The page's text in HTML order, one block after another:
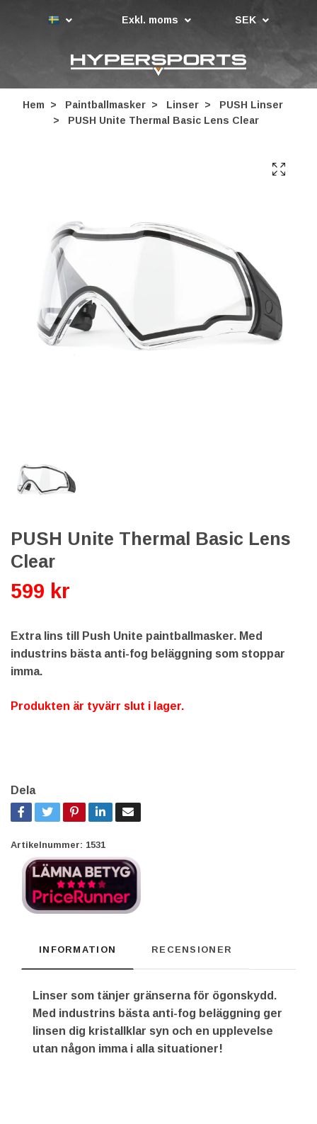
Exkl. moms SEK
Hem Paintballmasker Linser
PUSH Linser
PUSH Unite Thermal Basic Lens Clear
PUSH Unite Thermal Basic Lens
Clear
599 kr
Extra lins till Push Unite paintballmasker. Med
industrins bästa anti-fog beläggning som stoppar
imma.
Produkten är tyvärr slut i lager.
Dela
Artikelnummer: 1531
INFORMATION RECENSIONER
Linser som tänjer gränserna för ögonskydd.
Med industrins bästa anti-fog beläggning ger
linsen dig kristallklar syn och en upplevelse
utan någon imma i alla situationer!